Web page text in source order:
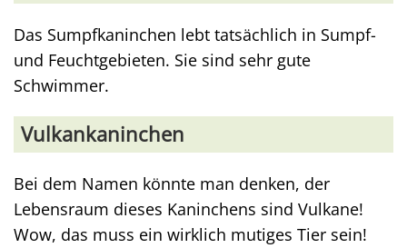
Das Sumpfkaninchen lebt tatsächlich in Sumpf-
und Feuchtgebieten. Sie sind sehr gute
Schwimmer.
Vulkankaninchen
Bei dem Namen könnte man denken, der
Lebensraum dieses Kaninchens sind Vulkane!
Wow, das muss ein wirklich mutiges Tier sein!